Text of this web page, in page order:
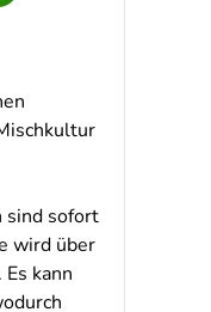
sind sofort
wird über
kann